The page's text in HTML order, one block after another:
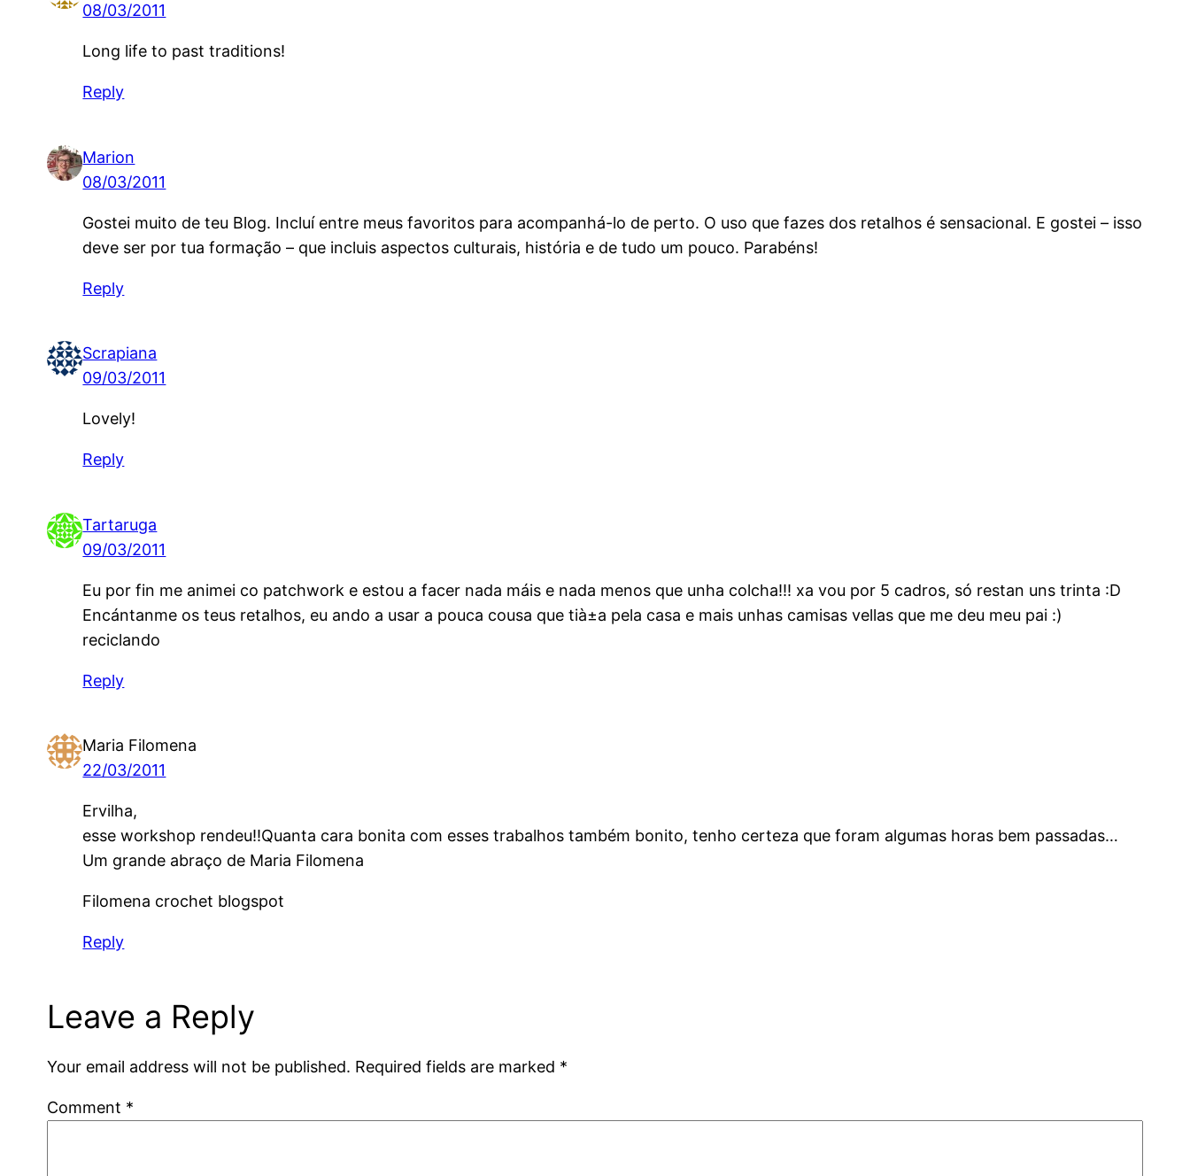
08/03/2011
Long life to past traditions!
Reply
Marion
08/03/2011
Gostei muito de teu Blog. Incluí entre meus favoritos para acompanhá-lo de perto. O uso que fazes dos retalhos é sensacional. E gostei – isso
deve ser por tua formação – que incluis aspectos culturais, história e de tudo um pouco. Parabéns!
Reply
Scrapiana
09/03/2011
Lovely!
Reply
Tartaruga
09/03/2011
Eu por fin me animei co patchwork e estou a facer nada máis e nada menos que unha colcha!!! xa vou por 5 cadros, só restan uns trinta :D
Encántanme os teus retalhos, eu ando a usar a pouca cousa que tià±a pela casa e mais unhas camisas vellas que me deu meu pai :)
reciclando
Reply
Maria Filomena
22/03/2011
Ervilha,
esse workshop rendeu!!Quanta cara bonita com esses trabalhos também bonito, tenho certeza que foram algumas horas bem passadas…
Um grande abraço de Maria Filomena
Filomena crochet blogspot
Reply
Leave a Reply
Your email address will not be published. Required fields are marked *
Comment *